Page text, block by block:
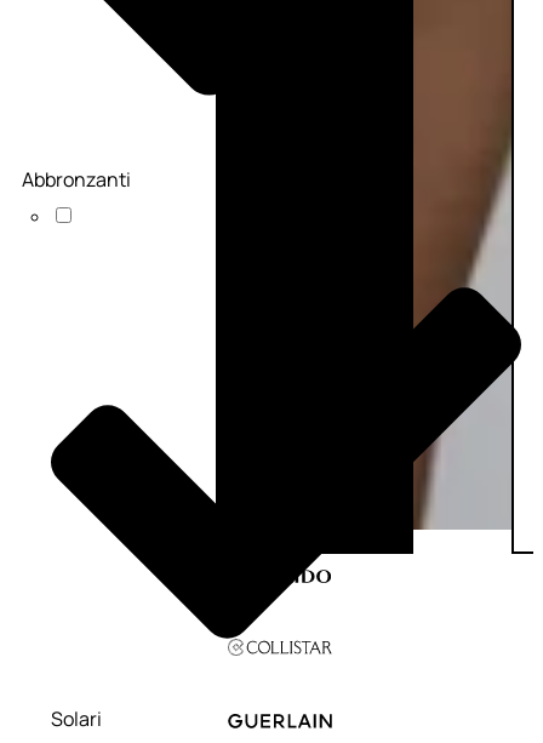
Abbronzanti
Solari